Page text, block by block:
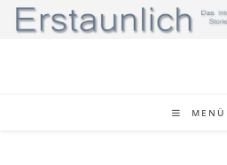
Zum
Inhalt
MENÜ